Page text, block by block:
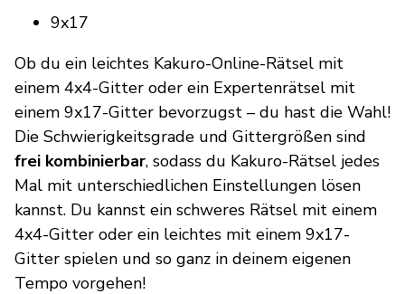
9x17
Ob du ein leichtes Kakuro-Online-Rätsel mit
einem 4x4-Gitter oder ein Expertenrätsel mit
einem 9x17-Gitter bevorzugst – du hast die Wahl!
Die Schwierigkeitsgrade und Gittergrößen sind
frei kombinierbar, sodass du Kakuro-Rätsel jedes
Mal mit unterschiedlichen Einstellungen lösen
kannst. Du kannst ein schweres Rätsel mit einem
4x4-Gitter oder ein leichtes mit einem 9x17-
Gitter spielen und so ganz in deinem eigenen
Tempo vorgehen!